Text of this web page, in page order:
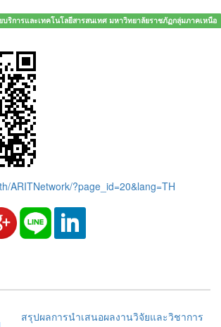
บริการและเทคโนโลยีสารสนเทศ มหาวิทยาลัยราชภัฏกลุ่มภาคเหนือ
ARITNetwork/?page_id=20&lang=TH
สรุปผลการนำเสนอผลงานวิจัยและวิชาการ